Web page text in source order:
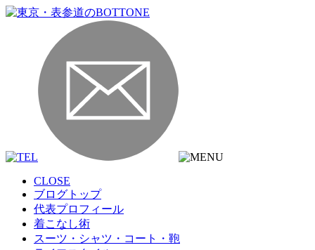
CLOSE
ブログトップ
代表プロフィール
着こなし術
スーツ・シャツ・コート・鞄